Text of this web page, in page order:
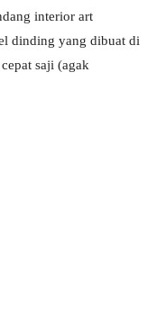
interior art
dinding yang dibuat di
saji (agak